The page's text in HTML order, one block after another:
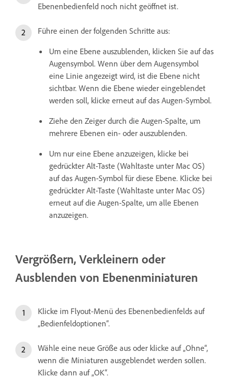
Ebenenbedienfeld noch nicht geöffnet ist.
Führe einen der folgenden Schritte aus:
Um eine Ebene auszublenden, klicken Sie auf das
Augensymbol. Wenn über dem Augensymbol
eine Linie angezeigt wird, ist die Ebene nicht
sichtbar. Wenn die Ebene wieder eingeblendet
werden soll, klicke erneut auf das Augen-Symbol.
Ziehe den Zeiger durch die Augen-Spalte, um
mehrere Ebenen ein- oder auszublenden.
Um nur eine Ebene anzuzeigen, klicke bei
gedrückter Alt-Taste (Wahltaste unter Mac OS)
auf das Augen-Symbol für diese Ebene. Klicke bei
gedrückter Alt-Taste (Wahltaste unter Mac OS)
erneut auf die Augen-Spalte, um alle Ebenen
anzuzeigen.
Vergrößern, Verkleinern oder
Ausblenden von Ebenenminiaturen
Klicke im Flyout-Menü des Ebenenbedienfelds auf
„Bedienfeldoptionen“.
Wähle eine neue Größe aus oder klicke auf „Ohne“,
wenn die Miniaturen ausgeblendet werden sollen.
Klicke dann auf „OK“.